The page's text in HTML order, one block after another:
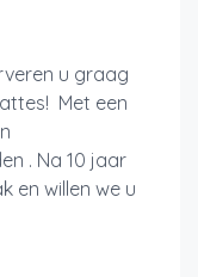
u graag
Met een
. Na 10 jaar
en willen we u